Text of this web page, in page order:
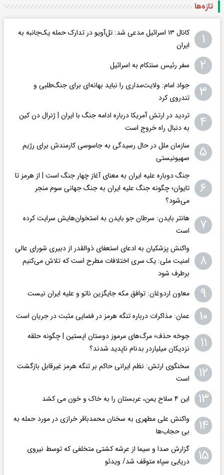
تازه‌ها
۱
کانال ۱۳ اسرائیل مدعی شد: تل‌آویو در تدارک حمله یک‌جانبه به
ایران
۲ سفر رئیس سنتکام به اسرائیل
۳
جواد امام: ولایت‌مداری را نباید بهانه‌ای برای جنگ‌طلبی و
تندروی کرد
۴
تردید در ارتش آمریکا درباره ادامه جنگ با ایران | ژنرال دن کین
به دنبال راه خروج است
۵
سازمان ملل در حال رسیدگی به جاسوسی کارمندش برای رژیم
صهیونیستی
۶
جنگ دوباره علیه ایران به معنای آغاز چهار جنگ است | از هرمز تا
تایوان؛ چگونه جنگ علیه ایران به جنگ جهانی سوم منجر
می‌شود؟
۷
هانتر بایدن: سرطان جو بایدن به استخوان‌هایش سرایت کرده
است
۸
واکنش پزشکیان به ادعای استعفای ذوالقدر از دبیری شورای عالی
امنیت ملی: یک سری اختلافات مطرح است که تلاش می‌کنیم
برطرف شود
۹ معاون اردوغان: توافق مکه جایگزین ناتو و علیه ایران نیست
۱۰ عمان: مذاکرات درباره تنگه هرمز در فضایی مثبت در جریان است
۱۱
جوخه حذف؛ مرگ‌های مرموز دوستان اپستین | چگونه حلقه
نزدیکان میلیاردر بدنام ناپدید شدند؟
۱۲
سخنگوی ارتش: نظم ایرانی حاکم بر تنگه هرمز غیرقابل بازگشت
است
۱۳ این ۴ سلاح یمن، عربستان را به خاک و خون می کشد
۱۴
واکنش علی مطهری به سخنان محمدباقر خرازی در مورد حمله به
بی حجاب‌ها
۱۵
گزارش صدا و سیما از عرشه کشتی متخلفی که توسط نیروی
دریایی سپاه متوقف شد/ ویدئو